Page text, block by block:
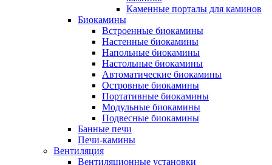
Каменные порталы для каминов
Биокамины
Встроенные биокамины
Настенные биокамины
Напольные биокамины
Настольные биокамины
Автоматические биокамины
Островные биокамины
Портативные биокамины
Модульные биокамины
Подвесные биокамины
Банные печи
Печи-камины
Вентиляция
Вентиляционные установки